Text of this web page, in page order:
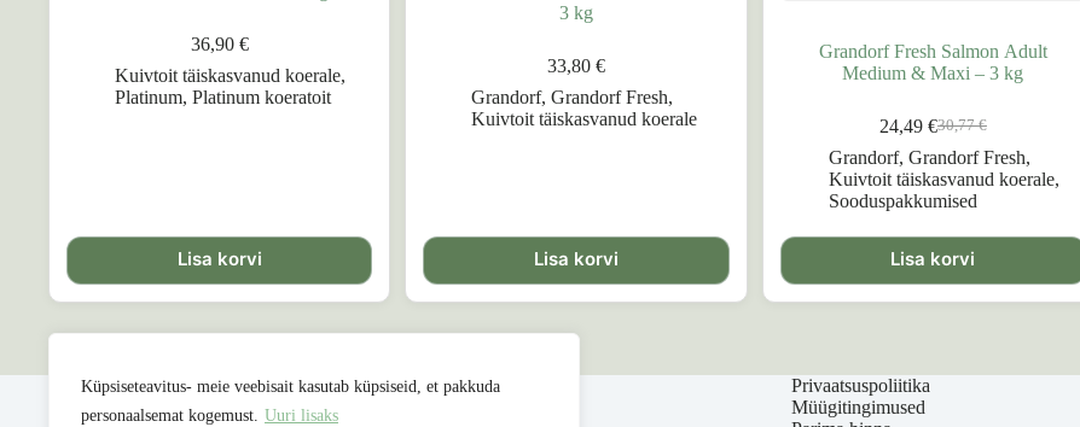
Küpsiseteavitus- meie veebisait kasutab küpsiseid, et pakkuda
personaalsemat kogemust. Uuri lisaks
36,90 €
Kuivtoit täiskasvanud koerale,
Platinum, Platinum koeratoit
Lisa korvi
3 kg
33,80€
Grandorf,Grandorf Fresh,
Kuivtoit täiskasvanud koerale
Lisa korvi
Grandorf Fresh Salmon Adult
Medium & Maxi – 3 kg
30,77€
Algne
hind
oli:
30,77 €.
24,49 €Praegune
hind
on:
24,49 €.
Grandorf, Grandorf Fresh,
Kuivtoit täiskasvanud koerale,
Sooduspakkumised
Lisa korvi
Privaatsuspoliitika
Müügitingimused